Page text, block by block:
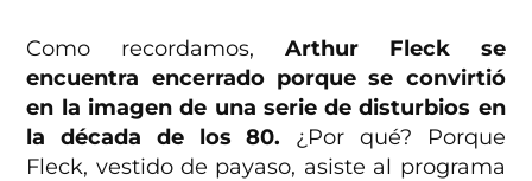
Como recordamos, Arthur Fleck se
encuentra encerrado porque se convirtió
en la imagen de una serie de disturbios en
la década de los 80. ¿Por qué? Porque
Fleck, vestido de payaso, asiste al programa